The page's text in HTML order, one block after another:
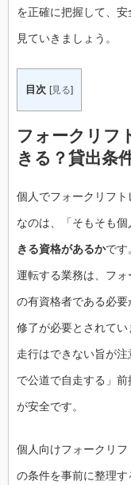
を正確に把握して、
見ていきましょう。
目次 [見る]
フォークリフ
きる？貸出条
個人でフォークリフ
なのは、「そもそも個
きる資格があるかです
運転する業務は、フ
の有資格者である必
修了が必要とされて
走行はできない旨が
で公道で自走する」
が安全です。
個人向けフォークリ
の条件を事前に整理す